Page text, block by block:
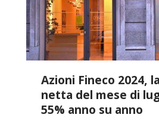
Azioni Fineco 2024,
netta del mese di
55% anno su anno